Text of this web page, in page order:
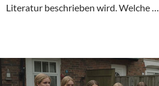
Literatur beschrieben wird. Welche …